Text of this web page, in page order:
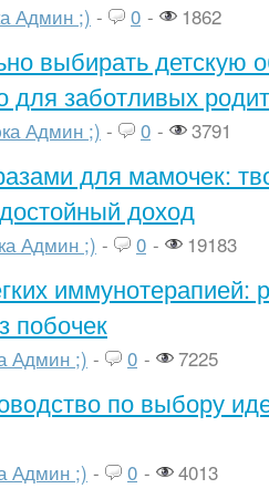
Админ ;) - 0 - 1862
выбирать детскую
для заботливых
Админ ;) - 0 - 3791
для мамочек:
доход
Админ ;) - 0 - 19183
иммунотерапией:
побочек
Админ ;) - 0 - 7225
по выбору
Админ ;) - 0 - 4013